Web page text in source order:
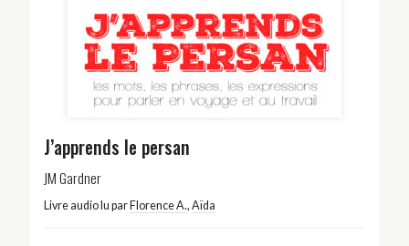
J’apprends le persan
JM Gardner
Livre audio lu par Florence A., Aïda